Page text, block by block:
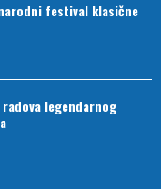
festival klasične
legendarnog